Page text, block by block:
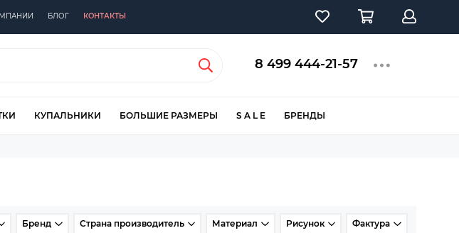
БЛОГ КОНТАКТЫ
8 499 444-21-57
КУПАЛЬНИКИ БОЛЬШИЕ РАЗМЕРЫ S A L E БРЕНДЫ
Бренд Страна производитель Материал Рисунок Фактура